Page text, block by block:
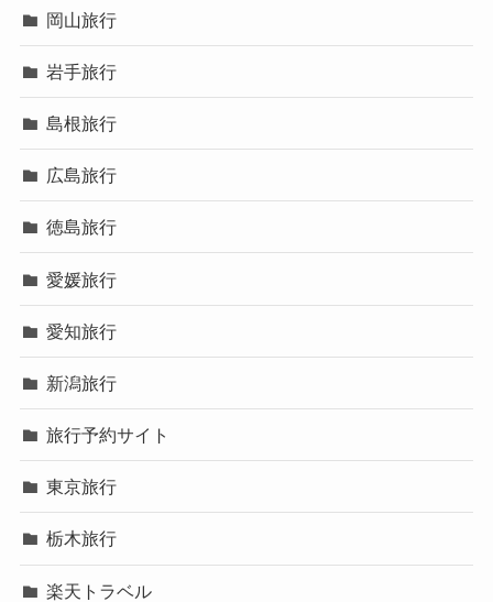
岡山旅行
岩手旅行
島根旅行
広島旅行
徳島旅行
愛媛旅行
愛知旅行
新潟旅行
旅行予約サイト
東京旅行
栃木旅行
楽天トラベル